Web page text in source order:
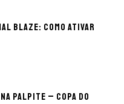
Blaze: como ativar
palpite – Copa do